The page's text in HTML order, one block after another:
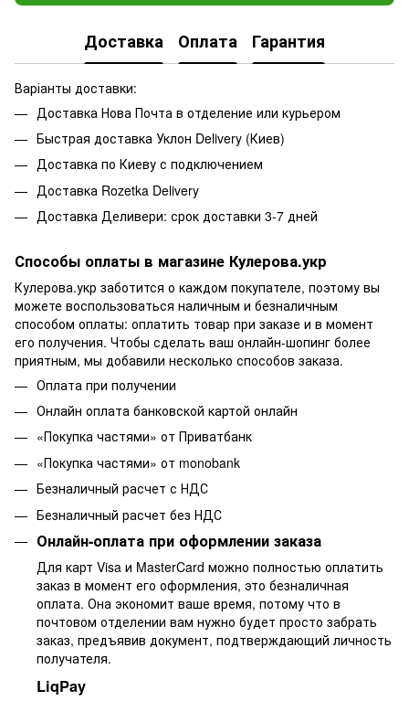
Доставка Оплата Гарантия
Варіанты доставки:
Доставка Нова Почта в отделение или курьером
Быстрая доставка Уклон Delivery (Киев)
Доставка по Киеву с подключением
Доставка Rozetka Delivery
Доставка Деливери: срок доставки 3-7 дней
Способы оплаты в магазине Кулерова.укр
Кулерова.укр заботится о каждом покупателе, поэтому вы
можете воспользоваться наличным и безналичным
способом оплаты: оплатить товар при заказе и в момент
его получения. Чтобы сделать ваш онлайн-шопинг более
приятным, мы добавили несколько способов заказа.
Оплата при получении
Онлайн оплата банковской картой онлайн
«Покупка частями» от Приватбанк
«Покупка частями» от monobank
Безналичный расчет с НДС
Безналичный расчет без НДС
Онлайн-оплата при оформлении заказа
Для карт Visa и MasterCard можно полностью оплатить
заказ в момент его оформления, это безналичная
оплата. Она экономит ваше время, потому что в
почтовом отделении вам нужно будет просто забрать
заказ, предъявив документ, подтверждающий личность
получателя.
LiqPay